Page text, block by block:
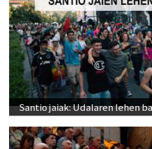
Santio jaiak: Udalaren lehen